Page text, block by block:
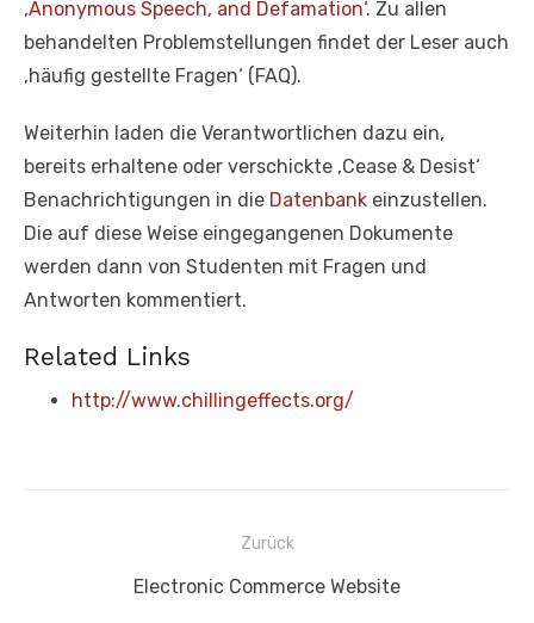
‚Anonymous Speech, and Defamation‘. Zu allen
behandelten Problemstellungen findet der Leser auch
‚häufig gestellte Fragen‘ (FAQ).
Weiterhin laden die Verantwortlichen dazu ein,
bereits erhaltene oder verschickte ‚Cease & Desist‘
Benachrichtigungen in die Datenbank einzustellen.
Die auf diese Weise eingegangenen Dokumente
werden dann von Studenten mit Fragen und
Antworten kommentiert.
Related Links
http://www.chillingeffects.org/
Beitragsnavigation
Zurück
Vorheriger
Electronic Commerce Website